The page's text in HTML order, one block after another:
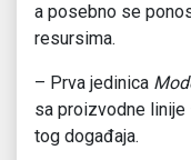
a posebno se
resursima.
– Prva jedinica
sa proizvodne
tog događaja.